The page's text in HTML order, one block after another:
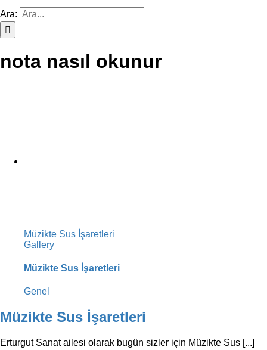
Ara:
nota nasıl okunur
Müzikte Sus İşaretleri
Gallery
Müzikte Sus İşaretleri
Genel
Müzikte Sus İşaretleri
Erturgut Sanat ailesi olarak bugün sizler için Müzikte Sus [...]